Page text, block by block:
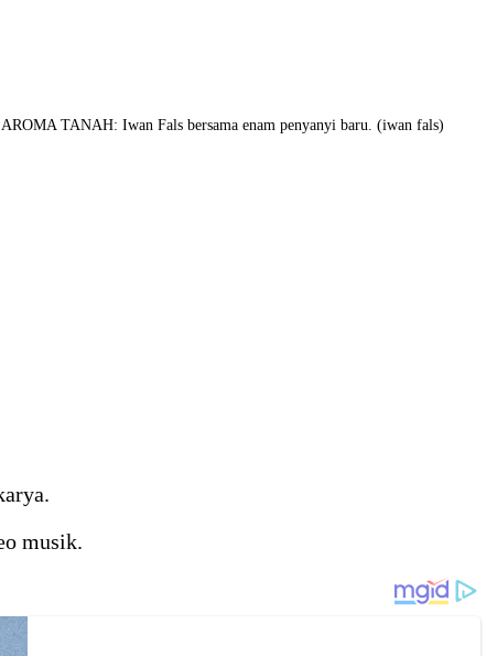
TANAH: Iwan Fals bersama enam penyanyi baru. (iwan fals)
musik.